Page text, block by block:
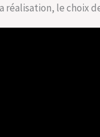
réalisation, le choix